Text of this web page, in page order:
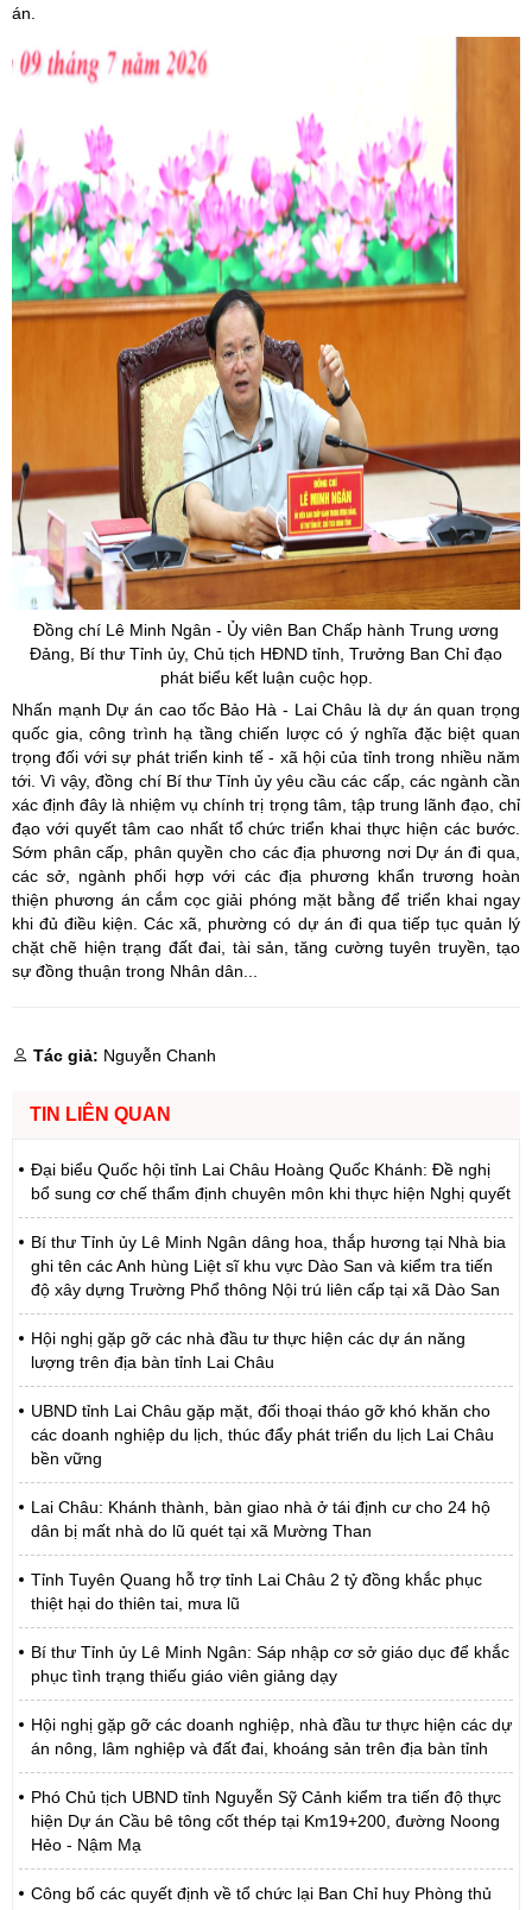
án.
Đồng chí Lê Minh Ngân - Ủy viên Ban Chấp hành Trung ương
Đảng, Bí thư Tỉnh ủy, Chủ tịch HĐND tỉnh, Trưởng Ban Chỉ đạo
phát biểu kết luận cuộc họp.
Nhấn mạnh Dự án cao tốc Bảo Hà - Lai Châu là dự án quan trọng
quốc gia, công trình hạ tầng chiến lược có ý nghĩa đặc biệt quan
trọng đối với sự phát triển kinh tế - xã hội của tỉnh trong nhiều năm
tới. Vì vậy, đồng chí Bí thư Tỉnh ủy yêu cầu các cấp, các ngành cần
xác định đây là nhiệm vụ chính trị trọng tâm, tập trung lãnh đạo, chỉ
đạo với quyết tâm cao nhất tổ chức triển khai thực hiện các bước.
Sớm phân cấp, phân quyền cho các địa phương nơi Dự án đi qua,
các sở, ngành phối hợp với các địa phương khẩn trương hoàn
thiện phương án cắm cọc giải phóng mặt bằng để triển khai ngay
khi đủ điều kiện. Các xã, phường có dự án đi qua tiếp tục quản lý
chặt chẽ hiện trạng đất đai, tài sản, tăng cường tuyên truyền, tạo
sự đồng thuận trong Nhân dân...
Tác giả: Nguyễn Chanh
TIN LIÊN QUAN
Đại biểu Quốc hội tỉnh Lai Châu Hoàng Quốc Khánh: Đề nghị
bổ sung cơ chế thẩm định chuyên môn khi thực hiện Nghị quyết
Bí thư Tỉnh ủy Lê Minh Ngân dâng hoa, thắp hương tại Nhà bia
ghi tên các Anh hùng Liệt sĩ khu vực Dào San và kiểm tra tiến
độ xây dựng Trường Phổ thông Nội trú liên cấp tại xã Dào San
Hội nghị gặp gỡ các nhà đầu tư thực hiện các dự án năng
lượng trên địa bàn tỉnh Lai Châu
UBND tỉnh Lai Châu gặp mặt, đối thoại tháo gỡ khó khăn cho
các doanh nghiệp du lịch, thúc đẩy phát triển du lịch Lai Châu
bền vững
Lai Châu: Khánh thành, bàn giao nhà ở tái định cư cho 24 hộ
dân bị mất nhà do lũ quét tại xã Mường Than
Tỉnh Tuyên Quang hỗ trợ tỉnh Lai Châu 2 tỷ đồng khắc phục
thiệt hại do thiên tai, mưa lũ
Bí thư Tỉnh ủy Lê Minh Ngân: Sáp nhập cơ sở giáo dục để khắc
phục tình trạng thiếu giáo viên giảng dạy
Hội nghị gặp gỡ các doanh nghiệp, nhà đầu tư thực hiện các dự
án nông, lâm nghiệp và đất đai, khoáng sản trên địa bàn tỉnh
Phó Chủ tịch UBND tỉnh Nguyễn Sỹ Cảnh kiểm tra tiến độ thực
hiện Dự án Cầu bê tông cốt thép tại Km19+200, đường Noong
Hẻo - Nậm Mạ
Công bố các quyết định về tổ chức lại Ban Chỉ huy Phòng thủ